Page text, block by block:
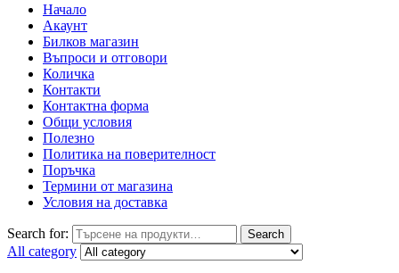
Начало
Акаунт
Билков магазин
Въпроси и отговори
Количка
Контакти
Контактна форма
Общи условия
Полезно
Политика на поверителност
Поръчка
Термини от магазина
Условия на доставка
Search for: Search
All category